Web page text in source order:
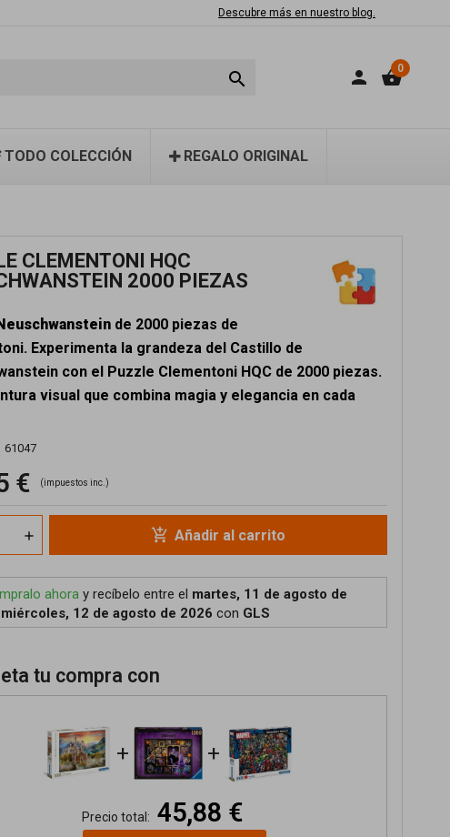
Descubre más en nuestro blog.
 person shopping_basket0
TODO COLECCIÓN REGALO ORIGINAL
CLEMENTONI HQC
2000 PIEZAS
de 2000 piezas de
Experimenta la grandeza del Castillo de
con el Puzzle Clementoni HQC de 2000 piezas.
visual que combina magia y elegancia en cada
61047
€ (impuestos inc.)
add_shopping_cart Añadir al carrito
ahoray recíbeloentre el martes, 11 de agosto de
miércoles, 12 de agosto de 2026 con GLS
tu compra con
+ +
Precio total: 45,88 €